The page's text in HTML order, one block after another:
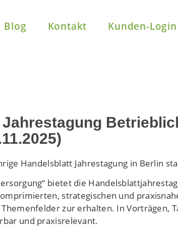
Blog Kontakt Kunden-Login
Handelsblatt Jahrestagung in Berlin
bietet die
strategischen und
zur erhalten. In Vorträgen,
und praxisrelevant.